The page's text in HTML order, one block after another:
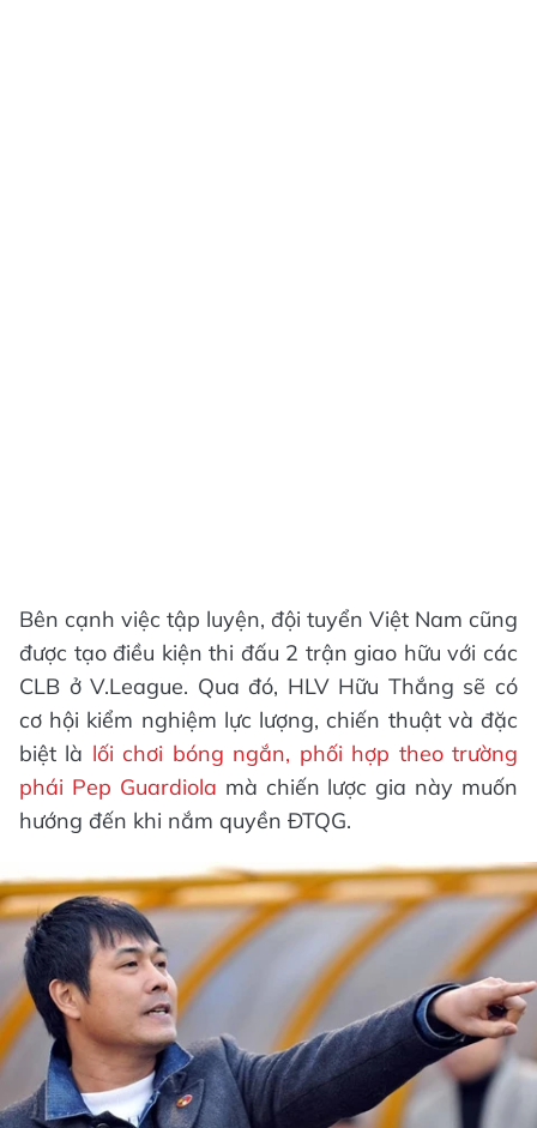
Bên cạnh việc tập luyện, đội tuyển Việt Nam cũng
được tạo điều kiện thi đấu 2 trận giao hữu với các
CLB ở V.League. Qua đó, HLV Hữu Thắng sẽ có
cơ hội kiểm nghiệm lực lượng, chiến thuật và đặc
biệt là lối chơi bóng ngắn, phối hợp theo trường
phái Pep Guardiola mà chiến lược gia này muốn
hướng đến khi nắm quyền ĐTQG.